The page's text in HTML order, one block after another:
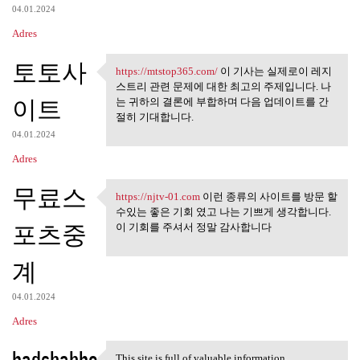
04.01.2024
Adres
토토사
이트
04.01.2024
Adres
https://mtstop365.com/ 이 기사는
https://mtstop365.com/이 기사는 실제로이 레지
스트리 관련 문제에 대한 최고의 주제입니다. 나
는 귀하의 결론에 부합하며 다음 업데이트를 간
절히 기대합니다.
무료스
포츠중
계
04.01.2024
Adres
https://njtv-01.com 이런 종류의
https://njtv-01.com이런 종류의 사이트를 방문 할
수있는 좋은 기회 였고 나는 기쁘게 생각합니다.
이 기회를 주셔서 정말 감사합니다